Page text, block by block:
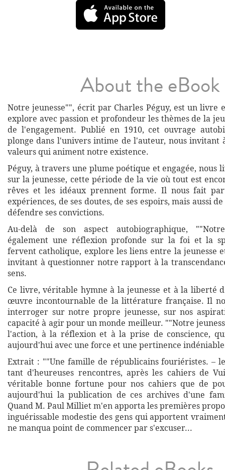
About the eBook
Notre jeunesse"", écrit par Charles Péguy, est un livre
explore avec passion et profondeur les thèmes de la
de l'engagement. Publié en 1910, cet ouvrage
plonge dans l'univers intime de l'auteur, nous invitant
valeurs qui animent notre existence.
Péguy, à travers une plume poétique et engagée, nous
sur la jeunesse, cette période de la vie où tout est
rêves et les idéaux prennent forme. Il nous fait
expériences, de ses doutes, de ses espoirs, mais aussi
défendre ses convictions.
Au-delà de son aspect autobiographique,
également une réflexion profonde sur la foi et la
fervent catholique, explore les liens entre la jeunesse
invitant à questionner notre rapport à la
sens.
Ce livre, véritable hymne à la jeunesse et à la liberté
œuvre incontournable de la littérature française. Il
interroger sur notre propre jeunesse, sur nos
capacité à agir pour un monde meilleur. ""Notre
l'action, à la réflexion et à la prise de conscience,
aujourd'hui avec une force et une pertinence
Extrait : ""Une famille de républicains fouriéristes. –
tant d'heureuses rencontres, après les cahiers de
véritable bonne fortune pour nos cahiers que de
aujourd'hui la publication de ces archives d'une
Quand M. Paul Milliet m'en apporta les premières
inguérissable modestie des gens qui apportent
ne manqua point de commencer par s'excuser...